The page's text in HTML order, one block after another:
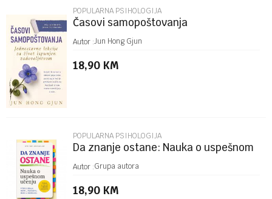
POŠALJI
POPULARNA PSIHOLOGIJA
Časovi samopoštovanja
Autor :Jun Hong Gjun
18,90 KM
POPULARNA PSIHOLOGIJA
Da znanje ostane: Nauka o uspešnom
Autor :Grupa autora
18,90 KM